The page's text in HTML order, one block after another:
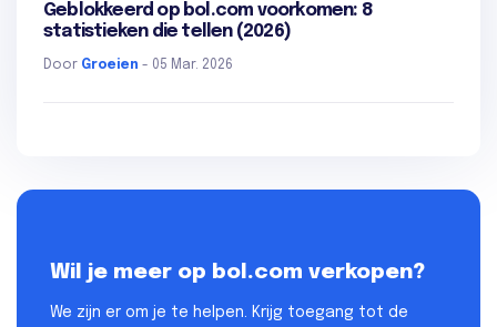
Geblokkeerd op bol.com voorkomen: 8
statistieken die tellen (2026)
Door Groeien - 05 Mar. 2026
Wil je meer op bol.com verkopen?
We zijn er om je te helpen. Krijg toegang tot de